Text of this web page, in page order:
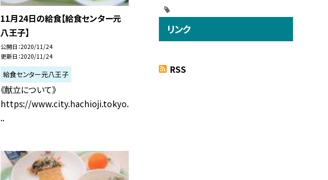
11月24日の給食【給食センター元
八王子】
公開日 2020/11/24
更新日 2020/11/24
給食センター元八王子
《献立について》
https://www.city.hachioji.tokyo.
..
リンク
RSS